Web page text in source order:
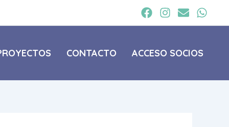
CONTACTO ACCESO SOCIOS